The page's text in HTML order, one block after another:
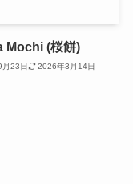
Mochi (桜餅)
23日 2026年3月14日